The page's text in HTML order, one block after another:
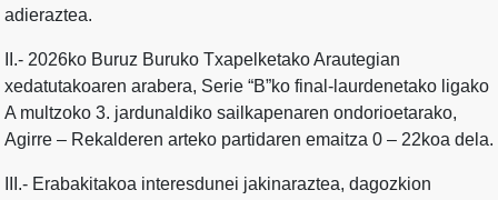
adieraztea.
II.- 2026ko Buruz Buruko Txapelketako Arautegian
xedatutakoaren arabera, Serie “B”ko final-laurdenetako ligako
A multzoko 3. jardunaldiko sailkapenaren ondorioetarako,
Agirre – Rekalderen arteko partidaren emaitza 0 – 22koa dela.
III.- Erabakitakoa interesdunei jakinaraztea, dagozkion